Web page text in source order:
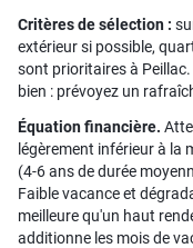
Critères de sélection :
extérieur si possible,
sont prioritaires à
bien : prévoyez un
Équation financière.
légèrement inférieur à la
(4-6 ans de durée
Faible vacance et
meilleure qu'un haut
additionne les mois de